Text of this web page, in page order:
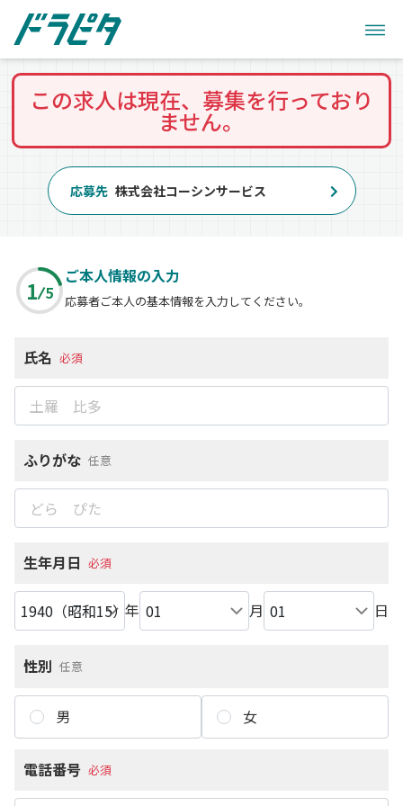
この求人は現在、募集を行っており
ません。
応募先 株式会社コーシンサービス
1 5
ご本人情報の入力
応募者ご本人の基本情報を入力してください。
氏名 必須
ふりがな 任意
生年月日 必須
年 月 日
性別 任意
男 女
電話番号 必須